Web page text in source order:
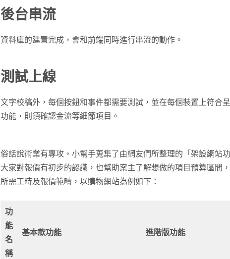
後台串流
資料庫的建置完成，會和前端同時進行串流的動作。
測試上線
文字校稿外，每個按鈕和事件都需要測試，並在每個裝置上符合
功能，則須確認金流等細節項目。
俗話說術業有專攻，小幫手蒐集了由網友們所整理的「架設網站
大家對報價有初步的認識，也幫助案主了解想做的項目預算區間
所需工時及報價範疇，以購物網站為例如下：
功
能
名
稱
基本款功能 進階版功能